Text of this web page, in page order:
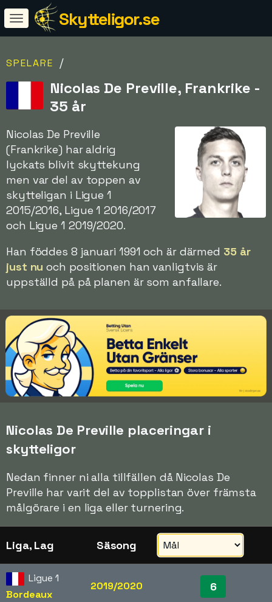
Skytteligor.se
SPELARE /
Nicolas De Preville, Frankrike -
35 år
Nicolas De Preville
(Frankrike) har aldrig
lyckats blivit skyttekung
men var del av toppen av
skytteligan i Ligue 1
2015/2016, Ligue 1 2016/2017
och Ligue 1 2019/2020.
Han föddes 8 januari 1991 och är därmed 35 år
just nu och positionen han vanligtvis är
uppställd på på planen är som anfallare.
Nicolas De Preville placeringar i
skytteligor
Nedan finner ni alla tillfällen då Nicolas De
Preville har varit del av topplistan över främsta
målgörare i en liga eller turnering.
Liga, Lag Säsong
Ligue 1
Bordeaux
2019/2020 6